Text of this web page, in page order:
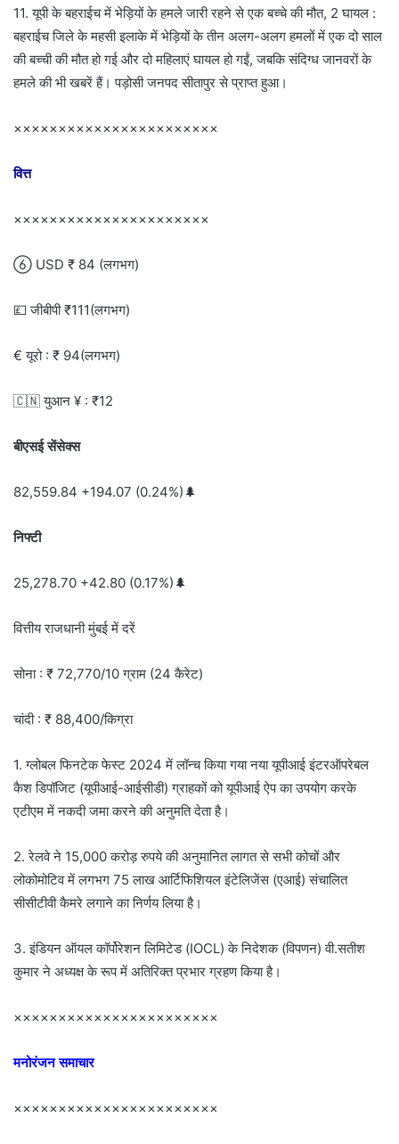
11. यूपी के बहराईच में भेड़ियों के हमले जारी रहने से एक बच्चे की मौत, 2 घायल :
बहराईच जिले के महसी इलाके में भेड़ियों के तीन अलग-अलग हमलों में एक दो साल
की बच्ची की मौत हो गई और दो महिलाएं घायल हो गईं, जबकि संदिग्ध जानवरों के
हमले की भी खबरें हैं। पड़ोसी जनपद सीतापुर से प्राप्त हुआ।
×××××××××××××××××××××××
वित्त
××××××××××××××××××××××
 USD ₹ 84 (लगभग)
💷 जीबीपी ₹111(लगभग)
€ यूरो : ₹ 94(लगभग)
🇨🇳 युआन ¥ : ₹12
बीएसई सेंसेक्स
82,559.84 +194.07 (0.24%)🌲
निफ्टी
25,278.70 +42.80 (0.17%)🌲
वित्तीय राजधानी मुंबई में दरें
सोना : ₹ 72,770/10 ग्राम (24 कैरेट)
चांदी : ₹ 88,400/किग्रा
1. ग्लोबल फिनटेक फेस्ट 2024 में लॉन्च किया गया नया यूपीआई इंटरऑपरेबल
कैश डिपॉजिट (यूपीआई-आईसीडी) ग्राहकों को यूपीआई ऐप का उपयोग करके
एटीएम में नकदी जमा करने की अनुमति देता है।
2. रेलवे ने 15,000 करोड़ रुपये की अनुमानित लागत से सभी कोचों और
लोकोमोटिव में लगभग 75 लाख आर्टिफिशियल इंटेलिजेंस (एआई) संचालित
सीसीटीवी कैमरे लगाने का निर्णय लिया है।
3. इंडियन ऑयल कॉर्पोरेशन लिमिटेड (IOCL) के निदेशक (विपणन) वी.सतीश
कुमार ने अध्यक्ष के रूप में अतिरिक्त प्रभार ग्रहण किया है।
×××××××××××××××××××××××
मनोरंजन समाचार
×××××××××××××××××××××××